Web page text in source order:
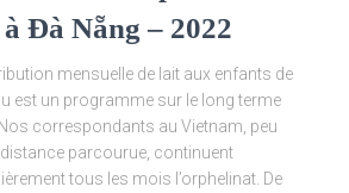
Đà Nẵng – 2022
mensuelle de lait aux enfants de
est un programme sur le long terme
correspondants au Vietnam, peu
parcourue, continuent
tous les mois l’orphelinat. De